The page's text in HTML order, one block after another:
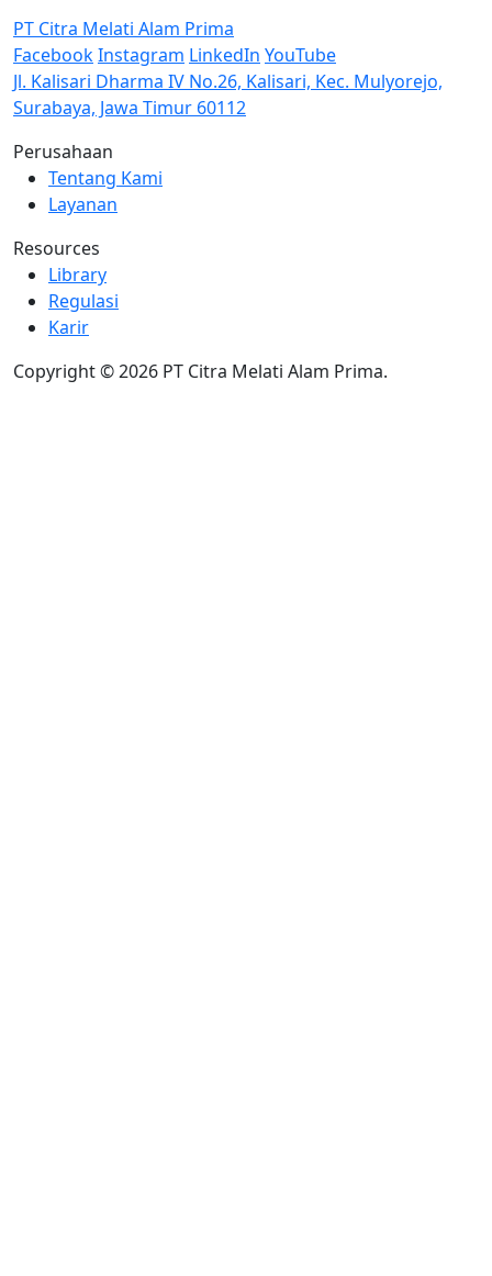
PT Citra Melati Alam Prima
FacebookInstagram LinkedIn YouTube
Jl. Kalisari Dharma IV No.26, Kalisari, Kec. Mulyorejo,
Surabaya, Jawa Timur 60112
Perusahaan
Tentang Kami
Layanan
Resources
Library
Regulasi
Karir
Copyright © 2026 PT Citra Melati Alam Prima.